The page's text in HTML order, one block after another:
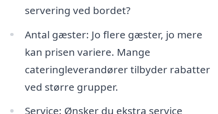
servering ved bordet?
Antal gæster: Jo flere gæster, jo mere
kan prisen variere. Mange
cateringleverandører tilbyder rabatter
ved større grupper.
Service: Ønsker du ekstra service